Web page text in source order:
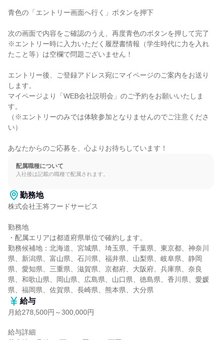
青色の「エントリー画面へ行く」ボタンを押下
次の画面で内容をご確認のうえ、再度青色のボタンを押して完了
※エントリー時に入力いただく履歴書情報（学生時代に力を入れ
たこと等）は空欄で問題ございません！
エントリー後、ご登録アドレス宛にマイページのご案内をお送り
します。
マイページより「WEB会社説明会」のご予約をお願いいたしま
す。
（※エントリーのみでは体験参加となりませんのでご注意くださ
い）
あなたからのご応募を、心よりお待ちしています！
配属職種について
入社後は記載の職種で配属されます。
勤務地
株式会社王将フードサービス
勤務地
・配属エリアは都道府県単位で確約します。
勤務候補地：北海道、宮城県、埼玉県、千葉県、東京都、神奈川
県、新潟県、富山県、石川県、福井県、山梨県、岐阜県、静岡
県、愛知県、三重県、滋賀県、京都府、大阪府、兵庫県、奈良
県、和歌山県、岡山県、広島県、山口県、徳島県、香川県、愛媛
県、福岡県、佐賀県、長崎県、熊本県、大分県
給与
月給278,500円～300,000円
給与詳細